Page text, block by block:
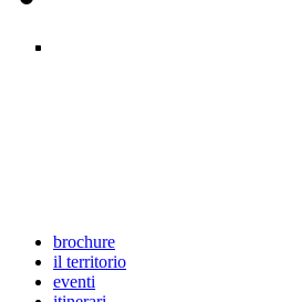
brochure
il territorio
eventi